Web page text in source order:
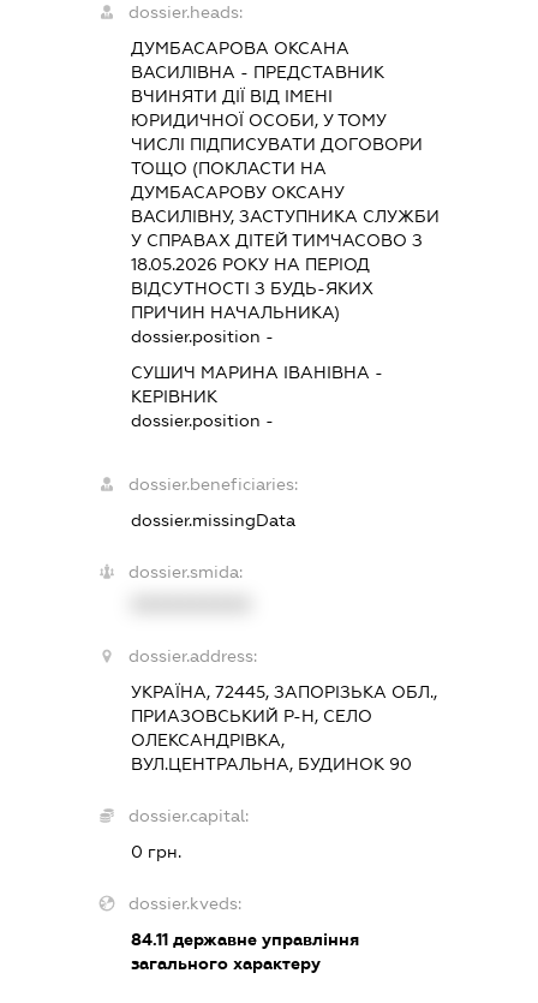
dossier.heads:
ДУМБАСАРОВА ОКСАНА
ВАСИЛІВНА - ПРЕДСТАВНИК
ВЧИНЯТИ ДІЇ ВІД ІМЕНІ
ЮРИДИЧНОЇ ОСОБИ, У ТОМУ
ЧИСЛІ ПІДПИСУВАТИ ДОГОВОРИ
ТОЩО (ПОКЛАСТИ НА
ДУМБАСАРОВУ ОКСАНУ
ВАСИЛІВНУ, ЗАСТУПНИКА СЛУЖБИ
У СПРАВАХ ДІТЕЙ ТИМЧАСОВО З
18.05.2026 РОКУ НА ПЕРІОД
ВІДСУТНОСТІ З БУДЬ-ЯКИХ
ПРИЧИН НАЧАЛЬНИКА)
dossier.position -
СУШИЧ МАРИНА ІВАНІВНА -
КЕРІВНИК
dossier.position -
dossier.beneficiaries:
dossier.missingData
dossier.smida:
dossier.address:
УКРАЇНА, 72445, ЗАПОРІЗЬКА ОБЛ.,
ПРИАЗОВСЬКИЙ Р-Н, СЕЛО
ОЛЕКСАНДРІВКА,
ВУЛ.ЦЕНТРАЛЬНА, БУДИНОК 90
dossier.capital:
0 грн.
dossier.kveds:
84.11державне управління
загального характеру